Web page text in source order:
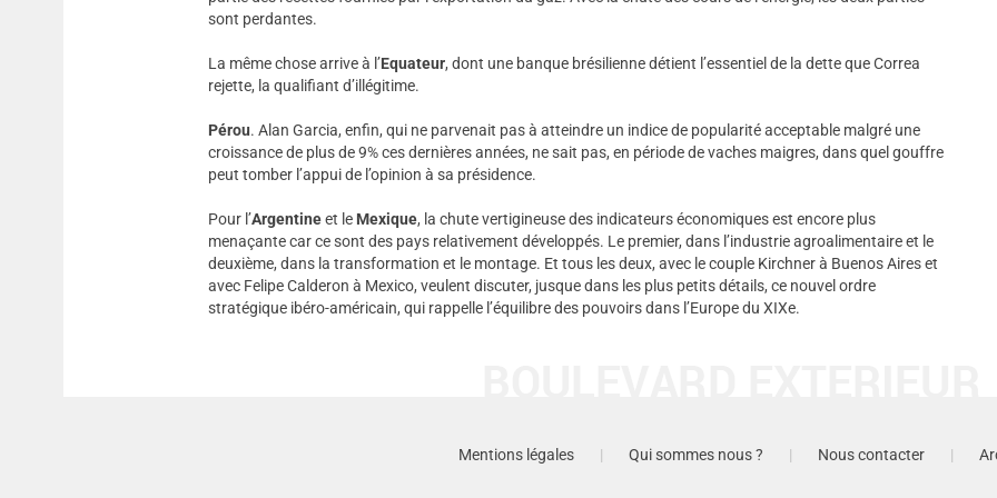
sont perdantes.
La même chose arrive à l’Equateur, dont une banque brésilienne détient l’essentiel de la dette que Correa
rejette, la qualifiant d’illégitime.
Pérou. Alan Garcia, enfin, qui ne parvenait pas à atteindre un indice de popularité acceptable malgré une
croissance de plus de 9% ces dernières années, ne sait pas, en période de vaches maigres, dans quel gouffre
peut tomber l’appui de l’opinion à sa présidence.
Pour l’Argentineet le Mexique, la chute vertigineuse des indicateurs économiques est encore plus
menaçante car ce sont des pays relativement développés. Le premier, dans l’industrie agroalimentaire et le
deuxième, dans la transformation et le montage. Et tous les deux, avec le couple Kirchner à Buenos Aires et
avec Felipe Calderon à Mexico, veulent discuter, jusque dans les plus petits détails, ce nouvel ordre
stratégique ibéro-américain, qui rappelle l’équilibre des pouvoirs dans l’Europe du XIXe.
Mentions légales | Qui sommes nous ? | Nous contacter |